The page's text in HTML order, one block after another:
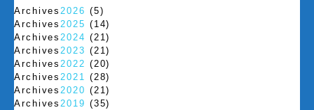
Archives 2026 (5)
Archives 2025 (14)
Archives 2024 (21)
Archives 2023 (21)
Archives 2022 (20)
Archives 2021
(28)
Archives 2020 (21)
Archives 2019 (35)